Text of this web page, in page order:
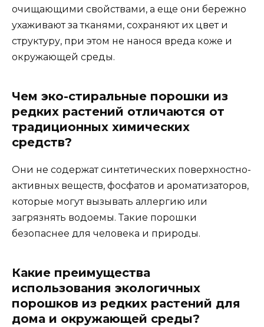
очищающими свойствами, а еще они бережно
ухаживают за тканями, сохраняют их цвет и
структуру, при этом не нанося вреда коже и
окружающей среды.
Чем эко-стиральные порошки из
редких растений отличаются от
традиционных химических
средств?
Они не содержат синтетических поверхностно-
активных веществ, фосфатов и ароматизаторов,
которые могут вызывать аллергию или
загрязнять водоемы. Такие порошки
безопаснее для человека и природы.
Какие преимущества
использования экологичных
порошков из редких растений для
дома и окружающей среды?